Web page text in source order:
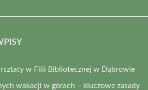
w Filii Bibliotecznej w Dąbrowie
wakacji w górach – kluczowe zasady